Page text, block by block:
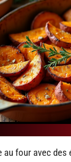
au four avec